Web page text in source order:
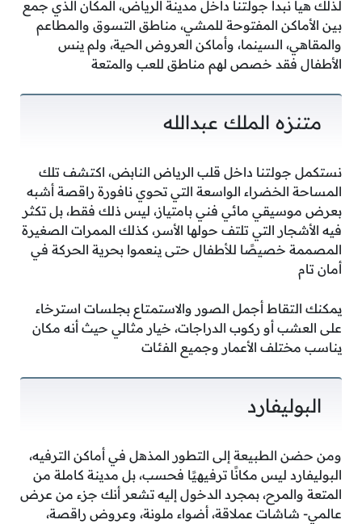
لذلك هيا نبدأ جولتنا داخل مدينة الرياض، المكان الذي جمع
بين الأماكن المفتوحة للمشي، مناطق التسوق والمطاعم
والمقاهي، السينما، وأماكن العروض الحية، ولم ينس
الأطفال فقد خصص لهم مناطق للعب والمتعة
متنزه الملك عبدالله
نستكمل جولتنا داخل قلب الرياض النابض، اكتشف تلك
المساحة الخضراء الواسعة التي تحوي نافورة راقصة أشبه
بعرض موسيقي مائي فني بامتياز، ليس ذلك فقط، بل تكثر
فيه الأشجار التي تلتف حولها الأسر، كذلك الممرات الصغيرة
المصممة خصيصًا للأطفال حتى ينعموا بحرية الحركة في
أمان تام
يمكنك التقاط أجمل الصور والاستمتاع بجلسات استرخاء
على العشب أو ركوب الدراجات، خيار مثالي حيث أنه مكان
يناسب مختلف الأعمار وجميع الفئات
البوليفارد
ومن حضن الطبيعة إلى التطور المذهل في أماكن الترفيه،
البوليفارد ليس مكانًا ترفيهيًا فحسب، بل مدينة كاملة من
المتعة والمرح، بمجرد الدخول إليه تشعر أنك جزء من عرض
عالمي- شاشات عملاقة، أضواء ملونة، وعروض راقصة،